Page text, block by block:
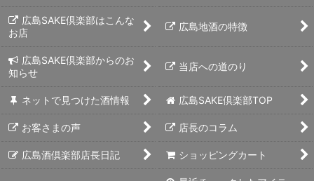
広島SAKE倶楽部はこんな
お店
広島地酒の特徴
広島SAKE倶楽部からのお
知らせ
当店への道のり
ネットで見つけた酒情報 広島SAKE倶楽部TOP
お客さまの声 店長のコラム
広島酒倶楽部店長日記 ショッピングカート